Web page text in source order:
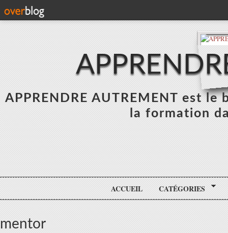
APPRENDRE AUTREMENT est
la formation
ACCUEIL CATÉGORIES
mentor